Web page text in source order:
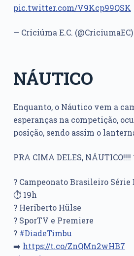
pic.twitter.com/V9Kcp99QSK
— Criciúma E.C. (@CriciumaEC)
NÁUTICO
Enquanto, o Náutico vem a
esperanças na competição,
posição, sendo assim o
PRA CIMA DELES, NÁUTICO!!!!
? Campeonato Brasileiro Série
⏱ 19h
? Heriberto Hülse
? SporTV e Premiere
? #DiadeTimbu
➡️ https://t.co/ZnQMn2wHB7